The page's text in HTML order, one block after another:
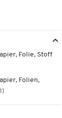
Folie, Stoff
Folien,